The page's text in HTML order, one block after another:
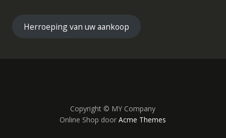
Herroeping van uw aankoop
Copyright © MY Company
Online Shop doorAcme Themes